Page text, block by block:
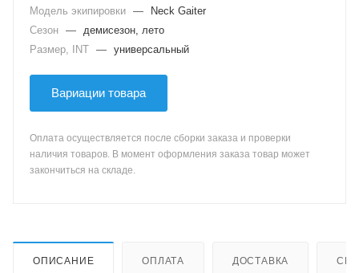
Модель экипировки —
Neck Gaiter
Сезон — демисезон, лето
Размер, INT — универсальный
Вариации товара
Оплата осуществляется после сборки заказа и проверки
наличия товаров. В момент оформления заказа товар может
закончиться на складе.
ОПИСАНИЕ ОПЛАТА ДОСТАВКА